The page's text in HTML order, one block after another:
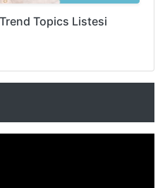
Topics Listesi